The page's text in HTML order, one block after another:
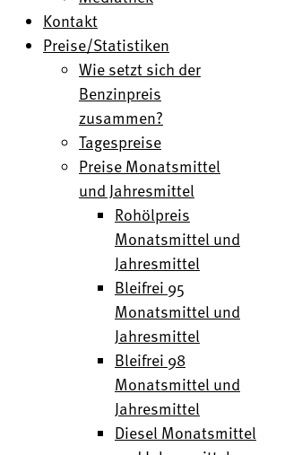
Kontakt
Preise/Statistiken
Wie setzt sich der
Benzinpreis
zusammen?
Tagespreise
Preise Monatsmittel
und Jahresmittel
Rohölpreis
Monatsmittel und
Jahresmittel
Bleifrei 95
Monatsmittel und
Jahresmittel
Bleifrei 98
Monatsmittel und
Jahresmittel
Diesel Monatsmittel